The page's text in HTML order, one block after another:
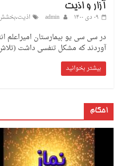
آزار و اذیت
۰۹ دی ۱۴۰۰
admin اذیت،
در سی سی یو بیمارستان امیراعلم
آوردند که مشکل تنفسی داشت (تلاش
بیشتر بخوانید
احکام